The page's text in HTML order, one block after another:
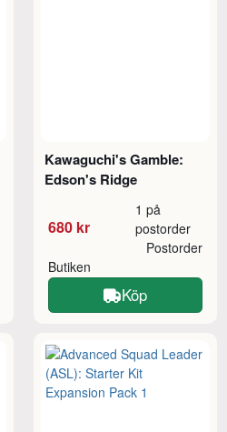
Kawaguchi's Gamble:
Edson's Ridge
680 kr
1 på
postorder
Butiken
Postorder
Köp